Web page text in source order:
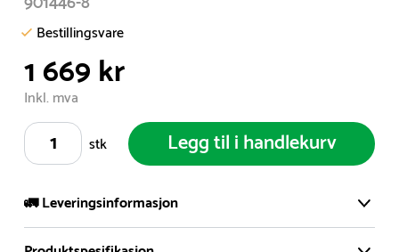
of
1 Bestillingsvare
1 669 kr
Inkl. mva
stk
Legg til i handlekurv
🚛 Leveringsinformasjon